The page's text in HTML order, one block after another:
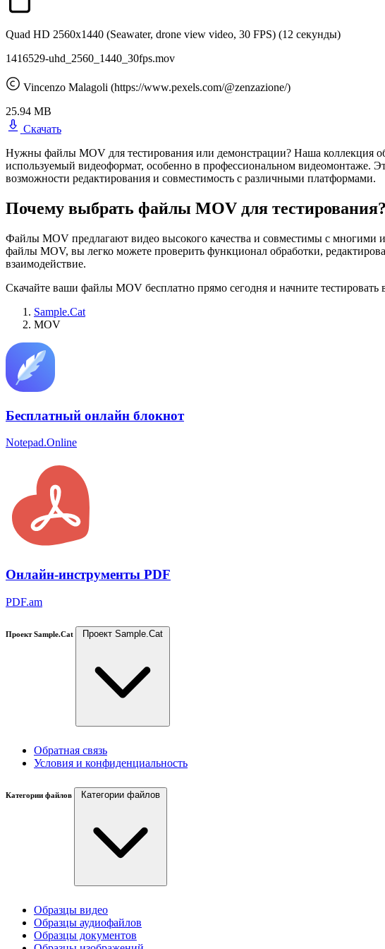
Quad HD 2560x1440 (Seawater, drone view video, 30 FPS) (12 секунды)
1416529-uhd_2560_1440_30fps.mov
Vincenzo Malagoli (https://www.pexels.com/@zenzazione/)
25.94 MB
Скачать
Нужны файлы MOV для тестирования или демонстрации? Наша коллекция
используемый видеоформат, особенно в профессиональном видеомонтаже.
возможности редактирования и совместимость с различными платформами.
Почему выбрать файлы MOV для тестирования?
Файлы MOV предлагают видео высокого качества и совместимы с
файлы MOV, вы легко можете проверить функционал обработки,
взаимодействие.
Скачайте ваши файлы MOV бесплатно прямо сегодня и начните
Sample.Cat
MOV
Бесплатный онлайн блокнот
Notepad.Online
Онлайн-инструменты PDF
PDF.am
Проект Sample.Cat Проект Sample.Cat
Обратная связь
Условия и конфиденциальность
Категории файлов Категории файлов
Образцы видео
Образцы аудиофайлов
Образцы документов